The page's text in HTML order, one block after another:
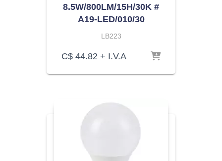
8.5W/800LM/15H/30K #
A19-LED/010/30
LB223
C$ 44.82 + I.V.A